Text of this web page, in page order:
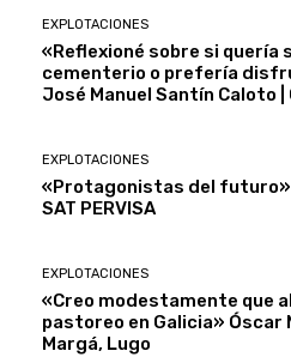
EXPLOTACIONES
«Reflexioné sobre si quería
cementerio o prefería
José Manuel Santín Caloto |
EXPLOTACIONES
«Protagonistas del futuro»
SAT PERVISA
EXPLOTACIONES
«Creo modestamente que
pastoreo en Galicia» Óscar
Margá, Lugo